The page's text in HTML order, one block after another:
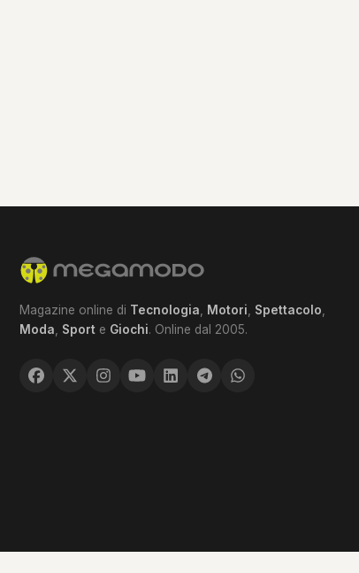
Magazine online di Tecnologia Motori Spettacolo
Moda
Sport e Giochi. Online dal 2005.